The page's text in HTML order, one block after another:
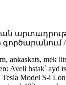
գործարանում /
ankaskats, mek
Aveli hstak՝ ayd
Model S-i